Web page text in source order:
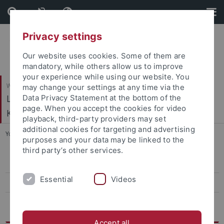
Skip
to
content
Skip
to
footer
Wirtschafts- und Sozialwissenschaftliche Fakultät
Ludwig-Uhland-Institut für Empirische
Kulturwissenschaft
You are here: Startseite ... Geschäftsführerin Consulting
Berufspraxis im Studium
Privacy settings
Our website uses cookies. Some of them are
mandatory, while others allow us to improve
your experience while using our website. You
may change your settings at any time via the
Data Privacy Statement at the bottom of the
page. When you accept the cookies for video
playback, third-party providers may set
additional cookies for targeting and advertising
purposes and your data may be linked to the
third party’s other services.
Essential Videos